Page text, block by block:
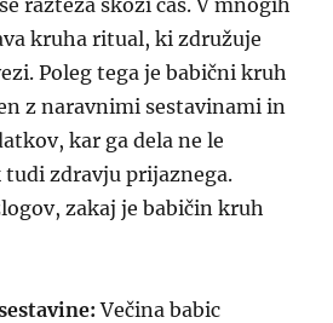
razteza skozi čas. V mnogih
kruha ritual, ki združuje
Poleg tega je babični kruh
z naravnimi sestavinami in
kar ga dela ne le
tudi zdravju prijaznega.
zakaj je babičin kruh
Večina babic